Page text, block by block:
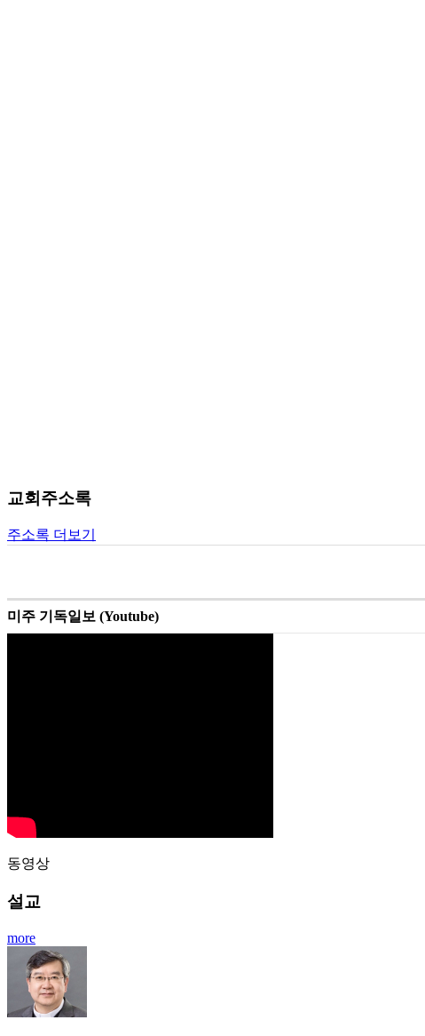
교회주소록
주소록 더보기
미주 기독일보 (Youtube)
동영상
설교
more